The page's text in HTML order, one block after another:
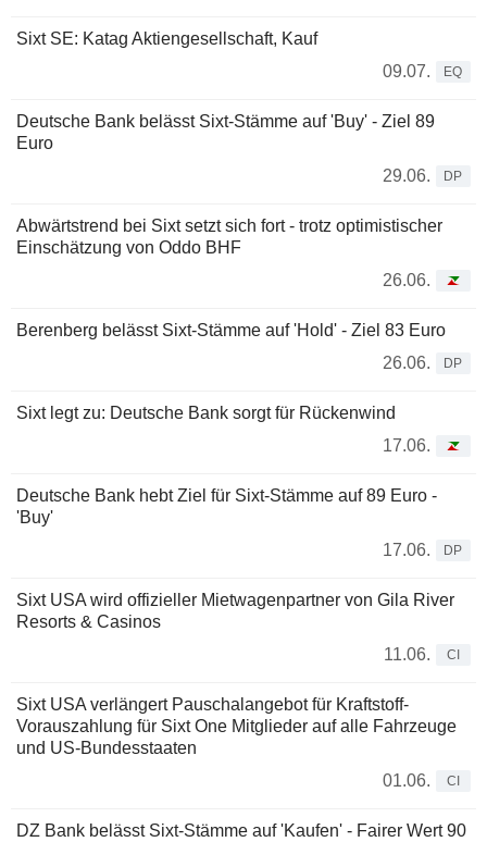
Sixt SE: Katag Aktiengesellschaft, Kauf
09.07.
EQ
Deutsche Bank belässt Sixt-Stämme auf 'Buy' - Ziel 89
Euro
29.06.
DP
Abwärtstrend bei Sixt setzt sich fort - trotz optimistischer
Einschätzung von Oddo BHF
26.06.
Berenberg belässt Sixt-Stämme auf 'Hold' - Ziel 83 Euro
26.06.
DP
Sixt legt zu: Deutsche Bank sorgt für Rückenwind
17.06.
Deutsche Bank hebt Ziel für Sixt-Stämme auf 89 Euro -
'Buy'
17.06.
DP
Sixt USA wird offizieller Mietwagenpartner von Gila River
Resorts & Casinos
11.06.
CI
Sixt USA verlängert Pauschalangebot für Kraftstoff-
Vorauszahlung für Sixt One Mitglieder auf alle Fahrzeuge
und US-Bundesstaaten
01.06.
CI
DZ Bank belässt Sixt-Stämme auf 'Kaufen' - Fairer Wert 90